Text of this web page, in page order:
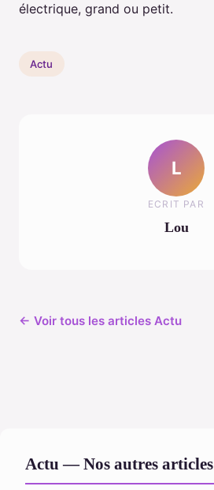
électrique, grand ou petit.
Actu
L
ECRIT PAR
Lou
← Voir tous les articles Actu
Actu — Nos autres articles